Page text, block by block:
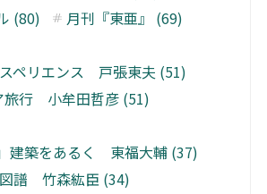
(80)
月刊『東亜』 (69)
ペリエンス 戸張東夫 (51)
旅行 小牟田哲彦 (51)
建築をあるく 東福大輔 (37)
譜 竹森紘臣 (34)